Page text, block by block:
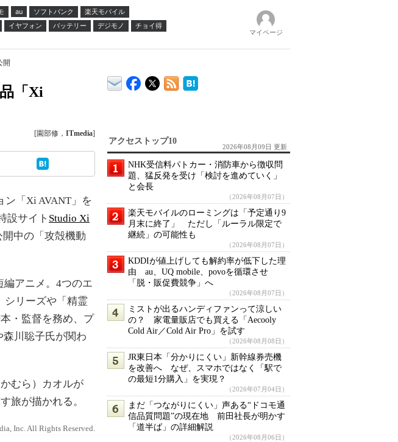
au ソフトバンク
楽天モバイル
イヤフォン バッテリー デジモノ
チョイ得
マイページ
開
「Xi
[園部修， ITmedia]
「Xi AVANT」を
設サイト Studio Xi
中の「攻殻機動
アニメ。4つのエ
シリーズや「精霊
・監督を務め、プ
川聡子氏が関わ
むら）カオルが
旅が描かれる。
Inc. All Rights Reserved.
アクセストップ10
2026年08月09日 更新
NHK受信料パトカー・消防車から徴収問
題、猛反発を受け「検討を進めていく」
と会長
（2026年08月07日）
楽天モバイルのローミングは「予定通り9
月末に終了」 ただし「ルーラル限定で
継続」の可能性も
（2026年08月07日）
KDDIが値上げしても解約率が低下した理
由 au、UQ mobile、povoを循環させ
「脱・販促費競争」へ
（2026年08月07日）
ミストが出るハンディファンって涼しい
の？ 家電量販店でも買える「Aecooly
Cold Air／Cold Air Pro」を試す
（2026年08月08日）
JR東日本「分かりにくい」新幹線券売機
を改善へ なぜ、スマホではなく「駅で
の最短1分購入」を実現？
（2026年07月04日）
まだ「つながりにくい」声ある“ドコモ通
信品質問題”の現在地 前田社長が明かす
「道半ば」の詳細解説
（2026年08月06日）